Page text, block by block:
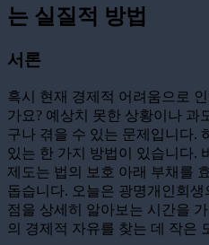
는 실질적 방법
서론
혹시 현재 경제적 어려움으로
가요? 예상치 못한 상황이나 과
구나 겪을 수 있는 문제입니다.
있는 한 가지 방법이 있습니다.
제도는 법의 보호 아래 부채를
돕습니다. 오늘은 광명개인회
점을 상세히 알아보는 시간을
의 경제적 자유를 찾는 데 작은